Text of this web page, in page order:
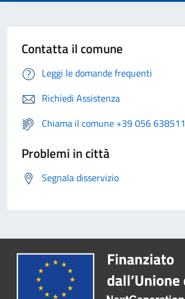
Contatta il comune
Leggi le domande frequenti
Richiedi Assistenza
Chiama il comune +39 056 638511
Problemi in città
Segnala disservizio